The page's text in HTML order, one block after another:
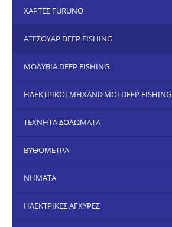
ΧΑΡΤΕΣ FURUNO
ΑΞΕΣΟΥΑΡ DEEP FISHING
ΜΟΛΥΒΙΑ DEEP FISHING
ΗΛΕΚΤΡΙΚΟΙ ΜΗΧΑΝΙΣΜΟΙ DEEP FISHING
ΤΕΧΝΗΤΑ ΔΟΛΩΜΑΤΑ
ΒΥΘΟΜΕΤΡΑ
ΝΗΜΑΤΑ
ΗΛΕΚΤΡΙΚΕΣ ΑΓΚΥΡΕΣ